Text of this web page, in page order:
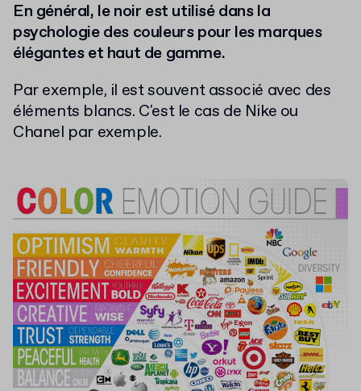
En général, le noir est utilisé dans la
psychologie des couleurs pour les marques
élégantes et haut de gamme.
Par exemple, il est souvent associé avec des
éléments blancs. C'est le cas de Nike ou
Chanel par exemple.